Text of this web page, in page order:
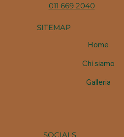
011 669 2040
SITEMAP
Home
Chi siamo
Galleria
SOCIALS